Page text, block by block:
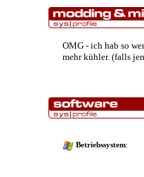
OMG - ich hab so
mehr kühler. (falls
Betriebssystem: